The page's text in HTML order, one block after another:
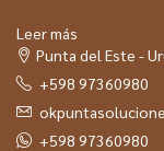
Leer más
Punta del Este -
+598 97360980
+598 97360980